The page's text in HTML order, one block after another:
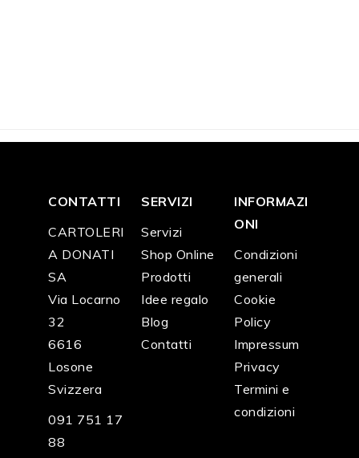
CONTATTI
CARTOLERI
A DONATI
SA
Via Locarno
32
6616
Losone
Svizzera
091 751 17
88
SERVIZI
Servizi
Shop Online
Prodotti
Idee regalo
Blog
Contatti
INFORMAZI
ONI
Condizioni
generali
Cookie
Policy
Impressum
Privacy
Termini e
condizioni